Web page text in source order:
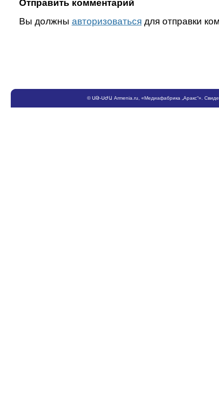
Отправить комментарий
Вы должны авторизоваться для отправки
©ՍԹ-ՍԺԱ Armenia.ru , «Медиафабрика „Аракс“».